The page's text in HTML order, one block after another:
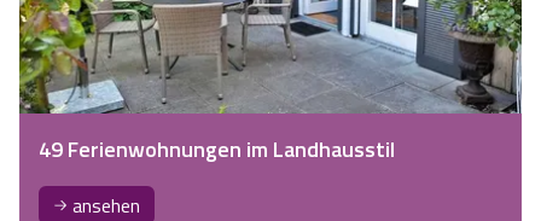
49 Ferienwohnungen im Landhausstil
ansehen